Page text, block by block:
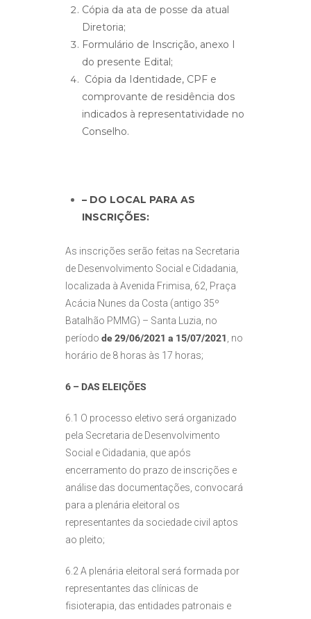
Cópia da ata de posse da atual
Diretoria;
Formulário de Inscrição, anexo I
do presente Edital;
Cópia da Identidade, CPF e
comprovante de residência dos
indicados à representatividade no
Conselho.
– DO LOCAL PARA AS
INSCRIÇÕES:
As inscrições serão feitas na Secretaria
de Desenvolvimento Social e Cidadania,
localizada à Avenida Frimisa, 62, Praça
Acácia Nunes da Costa (antigo 35º
Batalhão PMMG) – Santa Luzia, no
período de 29/06/2021 a 15/07/2021 , no
horário de 8 horas às 17 horas;
6 – DAS ELEIÇÕES
6.1 O processo eletivo será organizado
pela Secretaria de Desenvolvimento
Social e Cidadania, que após
encerramento do prazo de inscrições e
análise das documentações, convocará
para a plenária eleitoral os
representantes da sociedade civil aptos
ao pleito;
6.2 A plenária eleitoral será formada por
representantes das clínicas de
fisioterapia, das entidades patronais e